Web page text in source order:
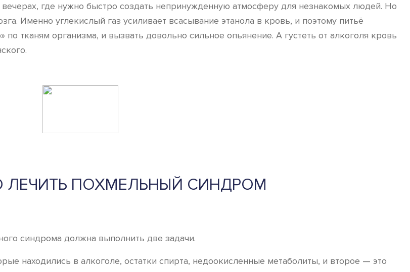
где нужно быстро создать непринужденную атмосферу для незнакомых людей. Но
Именно углекислый газ усиливает всасывание этанола в кровь, и поэтому питьё
тканям организма, и вызвать довольно сильное опьянение. А густеть от алкоголя кровь
ЛЕЧИТЬ ПОХМЕЛЬНЫЙ СИНДРОМ
синдрома должна выполнить две задачи.
находились в алкоголе, остатки спирта, недоокисленные метаболиты, и второе — это